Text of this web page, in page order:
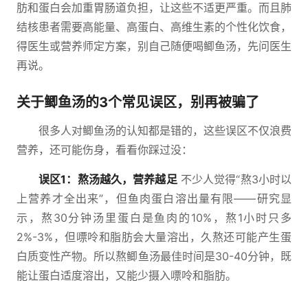
肪和蛋白会加重胃肠道负担，让这些不适更严重。而且肺
结核患者需要高能量、高蛋白、高维生素的个性化饮食，
得医生或营养师定方案，别自己随便喝鲫鱼汤，先问医生
再说。
关于鲫鱼汤的3个常见误区，别再被骗了
很多人对鲫鱼汤的认知都是错的，这些误区不仅浪费
营养，还可能伤身，看看你踩过没：
误区1：熬汤越久，营养越足不少人觉得“熬3小时以
上营养才全出来”，但鱼肉蛋白溶出量有限——研究显
示，熬30分钟汤里蛋白是鱼肉的10%，熬1小时只多
2%-3%，但嘌呤和脂肪会大量溶出，久熬还可能产生蛋
白质变性产物。所以熬鲫鱼汤最佳时间是30-40分钟，既
能让蛋白适度溶出，又能少摄入嘌呤和脂肪。